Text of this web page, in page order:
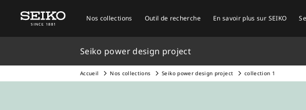
Nos collections Outil de recherche En savoir plus sur SEIKO
Seiko power design project
Accueil Nos collections Seiko power design project collection 1